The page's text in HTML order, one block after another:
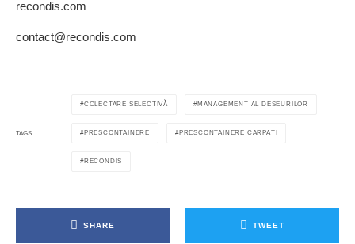
recondis.com
contact@recondis.com
TAGS
COLECTARE SELECTIVĂ MANAGEMENT AL DESEURILOR
PRESCONTAINERE PRESCONTAINERE CARPAȚI
RECONDIS
SHARE TWEET